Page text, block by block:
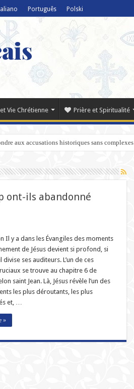
Português Polski
Vie Chrétienne Prière et Spiritualité
aux accusations historiques sans complexes
ont-ils abandonné
Il y a dans les Évangiles des moments
de Jésus devient si profond, si
divise ses auditeurs. L’un de ces
se trouve au chapitre 6 de
saint Jean. Là, Jésus révèle l’un des
les plus déroutants, les plus
et, …
»